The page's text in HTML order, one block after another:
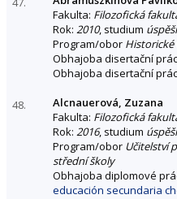
Fakulta: Filozofická
Rok: 2010, studium
Program/obor Historické
Obhajoba disertační
Obhajoba disertační
48.
Alcnauerová, Zuzana
Fakulta: Filozofická
Rok: 2016, studium
Program/obor Učitelství
střední školy
Obhajoba diplomové
educación secundaria